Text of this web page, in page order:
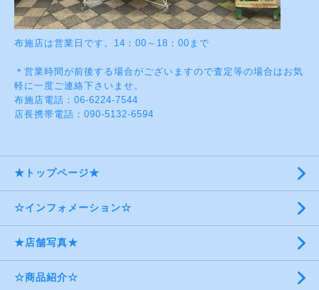
布施店は営業日です。14：00～18：00まで
＊営業時間が前後する場合がございますので査定等の場合はお気
軽に一度ご連絡下さいませ。
布施店電話：06-6224-7544
店長携帯電話：090-5132-6594
★トップページ★
☆インフォメーション☆
★店舗写真★
☆商品紹介☆